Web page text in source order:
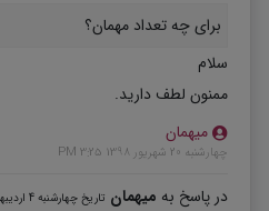
برای چه تعداد مهمان؟
سلام
ممنون لطف دارید.
میهمان
چهارشنبه 20 شهریور 1398 3:25 PM
در پاسخ به میهمان تاریخ چهارشنبه 4 اردیبهشت 1398 8:04 AM